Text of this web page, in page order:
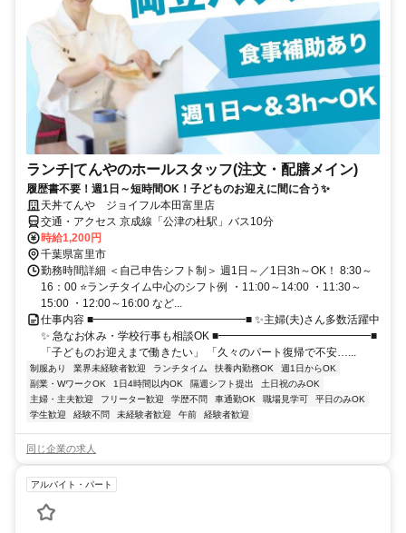
ランチ|てんやのホールスタッフ(注文・配膳メイン)
履歴書不要！週1日～短時間OK！子どものお迎えに間に合う✨
天丼てんや ジョイフル本田富里店
交通・アクセス 京成線「公津の杜駅」バス10分
時給1,200円
千葉県富里市
勤務時間詳細 ＜自己申告シフト制＞ 週1日～／1日3h～OK！ 8:30～
16：00 ⭐ランチタイム中心のシフト例 ・11:00～14:00 ・11:30～
15:00 ・12:00～16:00 など...
仕事内容 ■━━━━━━━━━━━━━━■ ✨主婦(夫)さん多数活躍中
✨ 急なお休み・学校行事も相談OK ■━━━━━━━━━━━━━━■
「子どものお迎えまで働きたい」 「久々のパート復帰で不安…...
制服あり 業界未経験者歓迎 ランチタイム 扶養内勤務OK
週1日からOK
副業・WワークOK
1日4時間以内OK 隔週シフト提出
土日祝のみOK
主婦・主夫歓迎
フリーター歓迎 学歴不問 車通勤OK 職場見学可
平日のみOK
学生歓迎
経験不問 未経験者歓迎 午前 経験者歓迎
同じ企業の求人
アルバイト・パート